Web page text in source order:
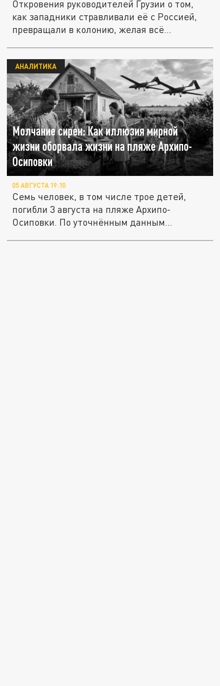
Откровения руководителей Грузии о том,
как западники стравливали её с Россией,
превращали в колонию, желая всё...
Молчание сирен: Как иллюзия мирной
жизни оборвала жизни на пляже Архипо-
Осиповки
АНАЛИТИКА
05 АВГУСТА 19:10
Семь человек, в том числе трое детей,
погибли 3 августа на пляже Архипо-
Осиповки. По уточнённым данным...